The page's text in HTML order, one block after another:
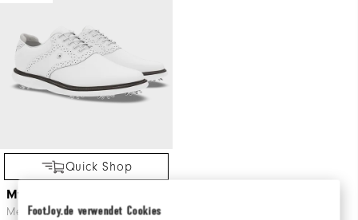
FootJoy.de verwendet Cookies
Quick Shop
MyJoys Traditions Spiked
Men's Golf Shoes